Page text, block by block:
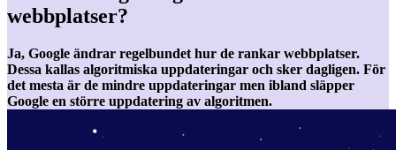
webbplatser?
Ja, Google ändrar regelbundet hur de rankar webbplatser.
Dessa kallas algoritmiska uppdateringar och sker dagligen. För
det mesta är de mindre uppdateringar men ibland släpper
Google en större uppdatering av algoritmen.